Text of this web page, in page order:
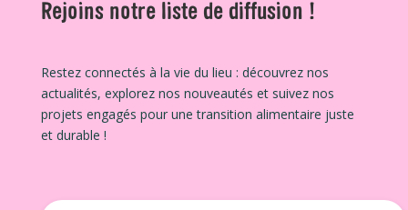
Rejoins notre liste de diffusion !
Restez connectés à la vie du lieu : découvrez nos
actualités, explorez nos nouveautés et suivez nos
projets engagés pour une transition alimentaire juste
et durable !